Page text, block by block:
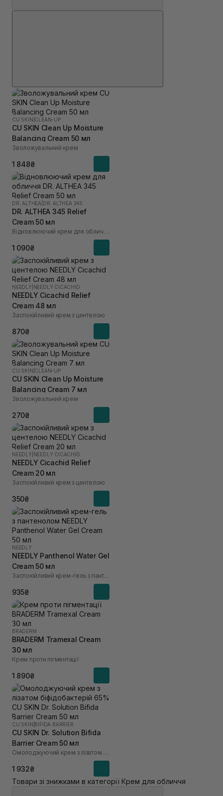
CU SKIN CLEAN-UP
CU SKIN Clean Up Moisture
Balancing Cream 50 мл
Зволожувальний крем
1 848₴
DR. ALTHEA DR. ALTHEA 345
DR. ALTHEA 345 Relief
Cream 50 мл
Відновлюючий крем для обличчя
1 090₴
NEEDLY NEEDLY CICACHID
NEEDLY Cicachid Relief
Cream 48 мл
Заспокійливий крем з центелою
870₴
CU SKIN CLEAN-UP
CU SKIN Clean Up Moisture
Balancing Cream 7 мл
Зволожувальний крем
270₴
NEEDLY NEEDLY CICACHID
NEEDLY Cicachid Relief
Cream 20 мл
Заспокійливий крем з центелою
350₴
NEEDLY
NEEDLY Panthenol Water Gel
Cream 50 мл
Заспокійливий крем-гель з пантенолом
935₴
BRADERM
BRADERM Tramexal Cream
30 мл
Крем проти пігментації
1 890₴
CU SKIN BIFIDA BARRIER
CU SKIN Dr. Solution Bifida
Barrier Cream 50 мл
Омолоджуючий крем з лізатом біфідобактерій 65%
1 932₴
Товари зі знижками в категорії Крем для обличчя